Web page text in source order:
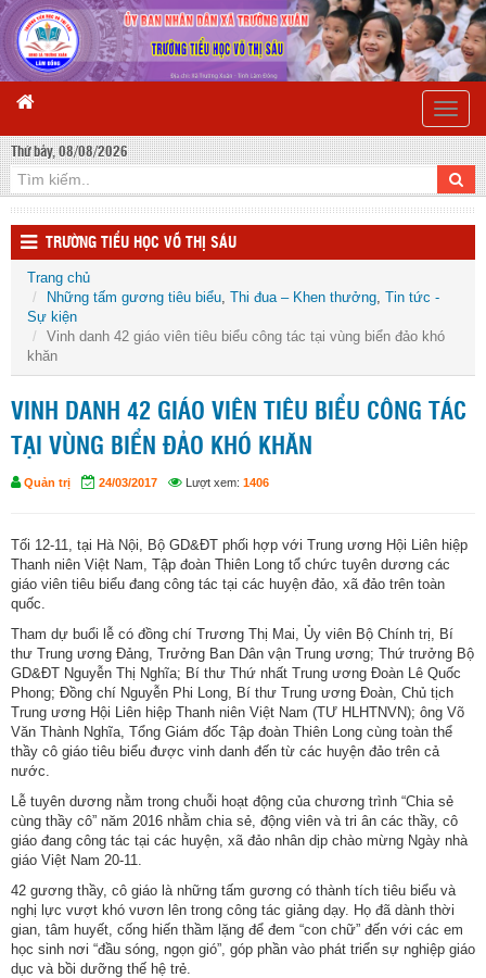
Toggle
Thứ bảy, 08/08/2026
TRƯỜNG TIỂU HỌC VÕ THỊ SÁU
Trang chủ
Những tấm gương tiêu biểu Thi đua – Khen thưởng Tin tức -
Sự kiện
Vinh danh 42 giáo viên tiêu biểu công tác tại vùng biển đảo khó
khăn
VINH DANH 42 GIÁO VIÊN TIÊU BIỂU CÔNG TÁC
TẠI VÙNG BIỂN ĐẢO KHÓ KHĂN
Quản trị 24/03/2017 Lượt xem: 1406
Tối 12-11, tại Hà Nội, Bộ GD&ĐT phối hợp với Trung ương Hội Liên hiệp
Thanh niên Việt Nam, Tập đoàn Thiên Long tổ chức tuyên dương các
giáo viên tiêu biểu đang công tác tại các huyện đảo, xã đảo trên toàn
quốc.
Tham dự buổi lễ có đồng chí Trương Thị Mai, Ủy viên Bộ Chính trị, Bí
thư Trung ương Đảng, Trưởng Ban Dân vận Trung ương; Thứ trưởng Bộ
GD&ĐT Nguyễn Thị Nghĩa; Bí thư Thứ nhất Trung ương Đoàn Lê Quốc
Phong; Đồng chí Nguyễn Phi Long, Bí thư Trung ương Đoàn, Chủ tịch
Trung ương Hội Liên hiệp Thanh niên Việt Nam (TƯ HLHTNVN); ông Võ
Văn Thành Nghĩa, Tổng Giám đốc Tập đoàn Thiên Long cùng toàn thể
thầy cô giáo tiêu biểu được vinh danh đến từ các huyện đảo trên cả
nước.
Lễ tuyên dương nằm trong chuỗi hoạt động của chương trình “Chia sẻ
cùng thầy cô” năm 2016 nhằm chia sẻ, động viên và tri ân các thầy, cô
giáo đang công tác tại các huyện, xã đảo nhân dịp chào mừng Ngày nhà
giáo Việt Nam 20-11.
42 gương thầy, cô giáo là những tấm gương có thành tích tiêu biểu và
nghị lực vượt khó vươn lên trong công tác giảng dạy. Họ đã dành thời
gian, tâm huyết, cống hiến thầm lặng để đem “con chữ” đến với các em
học sinh nơi “đầu sóng, ngọn gió”, góp phần vào phát triển sự nghiệp giáo
dục và bồi dưỡng thế hệ trẻ.